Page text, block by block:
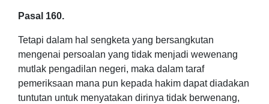
Pasal 160.
Tetapi dalam hal sengketa yang bersangkutan
mengenai persoalan yang tidak menjadi wewenang
mutlak pengadilan negeri, maka dalam taraf
pemeriksaan mana pun kepada hakim dapat diadakan
tuntutan untuk menyatakan dirinya tidak berwenang,